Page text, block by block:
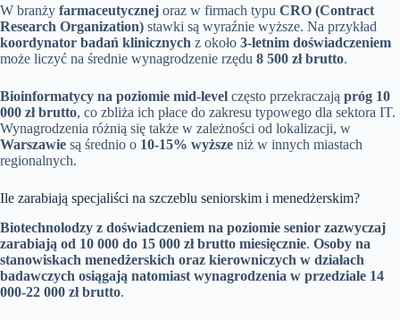
W branży farmaceutycznej oraz w firmach typu CRO (Contract
Research Organization) stawki są wyraźnie wyższe. Na przykład
koordynator badań klinicznych z około 3-letnim doświadczeniem
może liczyć na średnie wynagrodzenie rzędu 8 500 zł brutto.
Bioinformatycy na poziomie mid-level często przekraczają próg 10
000 zł brutto, co zbliża ich płace do zakresu typowego dla sektora IT.
Wynagrodzenia różnią się także w zależności od lokalizacji, w
Warszawie są średnio o 10-15% wyższe niż w innych miastach
regionalnych.
Ile zarabiają specjaliści na szczeblu seniorskim i menedżerskim?
Biotechnolodzy z doświadczeniem na poziomie senior zazwyczaj
zarabiają od 10 000 do 15 000 zł brutto miesięcznie. Osoby na
stanowiskach menedżerskich oraz kierowniczych w działach
badawczych osiągają natomiast wynagrodzenia w przedziale 14
000-22 000 zł brutto.